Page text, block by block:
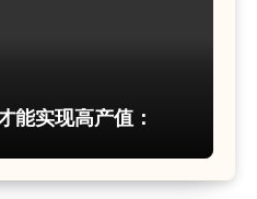
能实现高产值：